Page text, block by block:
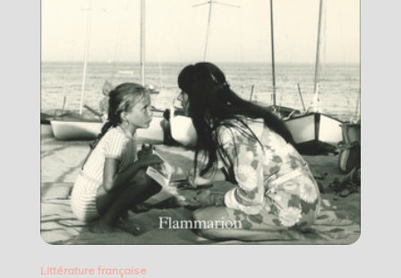
Littérature française